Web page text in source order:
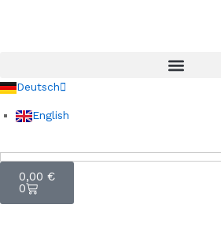
Deutsch
English
0,00 €
0